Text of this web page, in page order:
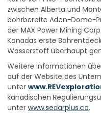
zwischen Alberta und
bohrbereite Aden-Dome-
der MAX Power Mining
Kanadas erste
Wasserstoff überhaupt
Weitere Informationen
auf der Website des
unter
kanadischen
unter www.sedarplus.ca.